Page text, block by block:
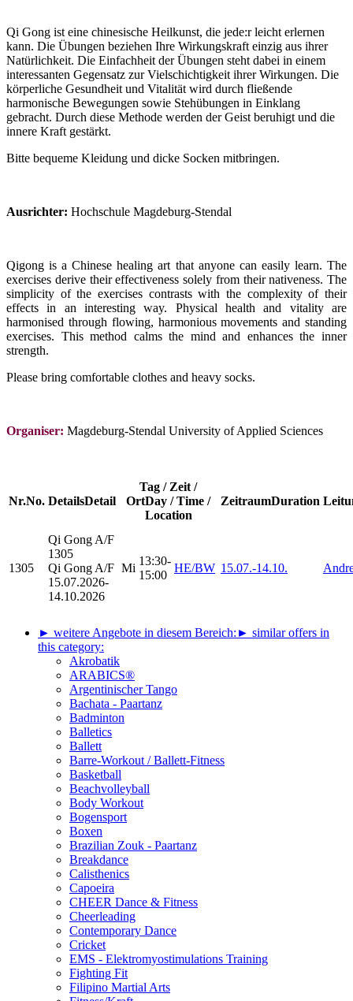
Qi Gong ist eine chinesische Heilkunst, die jede:r leicht erlernen
kann. Die Übungen beziehen Ihre Wirkungskraft einzig aus ihrer
Natürlichkeit. Die Einfachheit der Übungen steht dabei in einem
interessanten Gegensatz zur Vielschichtigkeit ihrer Wirkungen. Die
körperliche Gesundheit und Vitalität wird durch fließende
harmonische Bewegungen sowie Stehübungen in Einklang
gebracht. Durch diese Methode werden der Geist beruhigt und die
innere Kraft gestärkt.
Bitte bequeme Kleidung und dicke Socken mitbringen.
Ausrichter: Hochschule Magdeburg-Stendal
Qigong is a Chinese healing art that anyone can easily learn. The
exercises derive their effectiveness solely from their nativeness. The
simplicity of the exercises contrasts with the complexity of their
effects in an interesting way. Physical health and vitality are
harmonised through flowing, harmonious movements and standing
exercises. This method calms the mind and enhances the inner
strength.
Please bring comfortable clothes and heavy socks.
Organiser: Magdeburg-Stendal University of Applied Sciences
Nr.No. DetailsDetail
Tag / Zeit /
OrtDay / Time /
Location
ZeitraumDuration
1305
Qi Gong A/F
1305
Qi Gong A/F
15.07.2026-
14.10.2026
Mi
13:30-
15:00
HE/BW 15.07.-14.10.
► weitere Angebote in diesem Bereich: ► similar offers in
this category:
Akrobatik
ARABICS®
Argentinischer Tango
Bachata - Paartanz
Badminton
Balletics
Ballett
Barre-Workout / Ballett-Fitness
Basketball
Beachvolleyball
Body Workout
Bogensport
Boxen
Brazilian Zouk - Paartanz
Breakdance
Calisthenics
Capoeira
CHEER Dance & Fitness
Cheerleading
Contemporary Dance
Cricket
EMS - Elektromyostimulations Training
Fighting Fit
Filipino Martial Arts